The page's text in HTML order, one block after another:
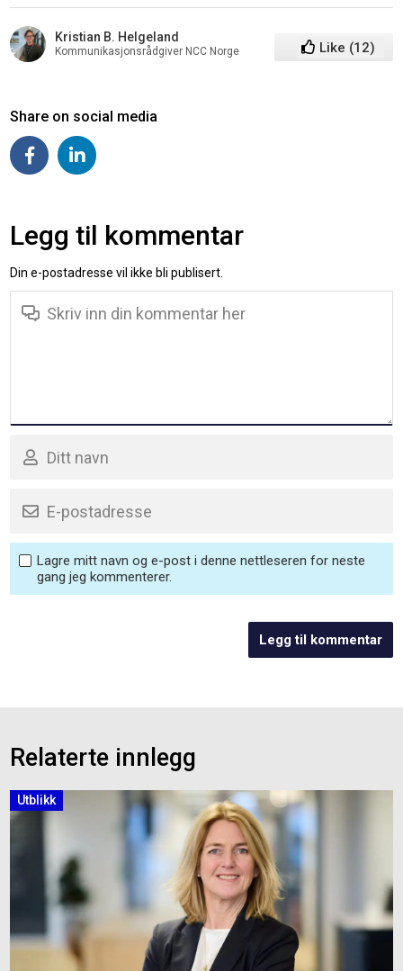
Kristian B. Helgeland
Kommunikasjonsrådgiver NCC Norge Like (12)
Share on social media
Legg til kommentar
Din e-postadresse vil ikke bli publisert.
Lagre mitt navn og e-post i denne nettleseren for neste
gang jeg kommenterer.
Relaterte innlegg
Utblikk